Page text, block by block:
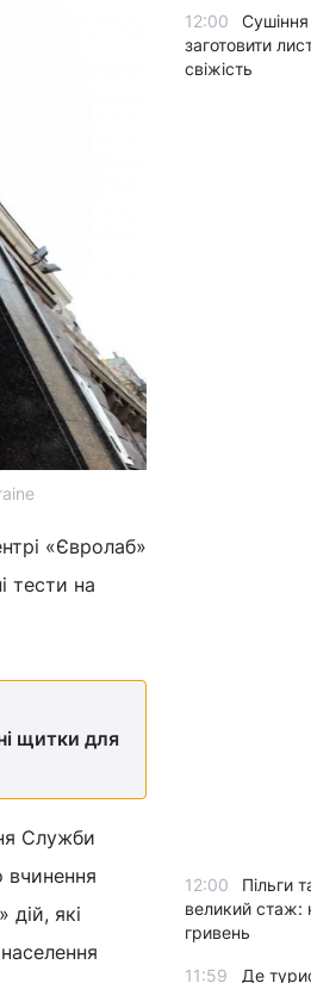
«Євролаб»
тести на
щитки для
Служби
вчинення
які
12:00
заготовити
свіжість
12:00
Пільги
великий стаж:
гривень
11:59
Де